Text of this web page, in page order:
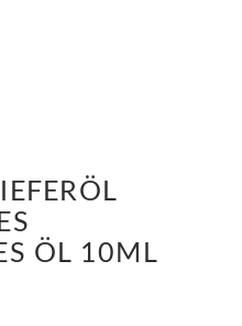
ÖL 10ML